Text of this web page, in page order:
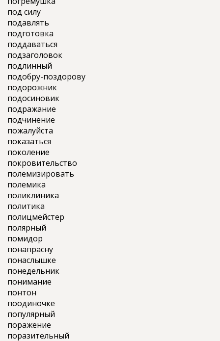
под силу
подавлять
подготовка
поддаваться
подзаголовок
подлинный
подобру-поздорову
подорожник
подосиновик
подражание
подчинение
пожалуйста
показаться
поколение
покровительство
полемизировать
полемика
поликлиника
политика
полицмейстер
полярный
помидор
понапрасну
понаслышке
понедельник
понимание
понтон
поодиночке
популярный
поражение
поразительный